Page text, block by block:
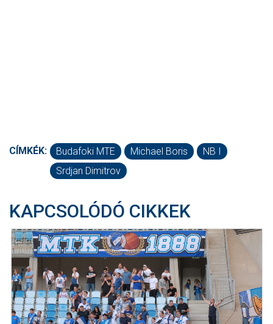
CÍMKÉK: Budafoki MTE Michael Boris
NB I
Srdjan Dimitrov
KAPCSOLÓDÓ CIKKEK